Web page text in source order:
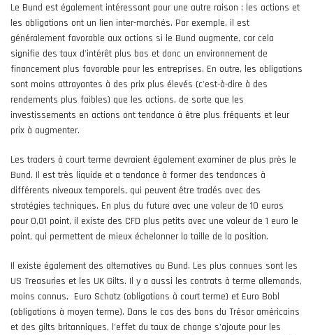
Le Bund est également intéressant pour une autre raison : les actions et
les obligations ont un lien inter-marchés. Par exemple, il est
généralement favorable aux actions si le Bund augmente, car cela
signifie des taux d'intérêt plus bas et donc un environnement de
financement plus favorable pour les entreprises. En outre, les obligations
sont moins attrayantes à des prix plus élevés (c'est-à-dire à des
rendements plus faibles) que les actions, de sorte que les
investissements en actions ont tendance à être plus fréquents et leur
prix à augmenter.
Les traders à court terme devraient également examiner de plus près le
Bund. Il est très liquide et a tendance à former des tendances à
différents niveaux temporels, qui peuvent être tradés avec des
stratégies techniques. En plus du future avec une valeur de 10 euros
pour 0,01 point, il existe des CFD plus petits avec une valeur de 1 euro le
point, qui permettent de mieux échelonner la taille de la position.
Il existe également des alternatives au Bund. Les plus connues sont les
US Treasuries et les UK Gilts. Il y a aussi les contrats à terme allemands,
moins connus, Euro Schatz (obligations à court terme) et Euro Bobl
(obligations à moyen terme). Dans le cas des bons du Trésor américains
et des gilts britanniques, l'effet du taux de change s'ajoute pour les